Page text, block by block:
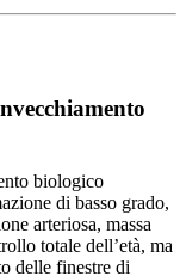
biologico
di basso grado,
arteriosa, massa
totale dell’età, ma
delle finestre di